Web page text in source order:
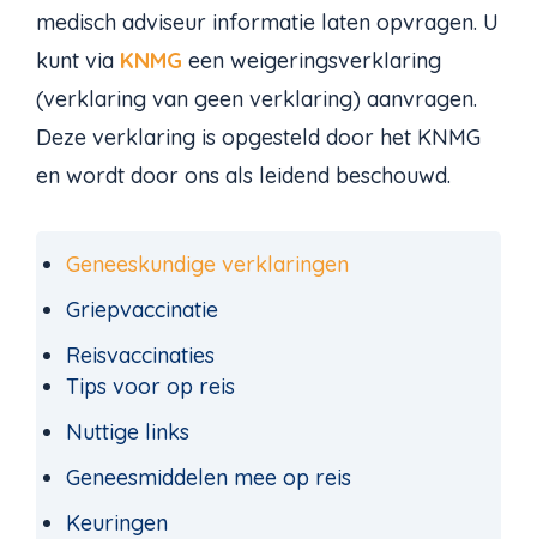
medisch adviseur informatie laten opvragen. U
kunt via KNMG een weigeringsverklaring
(verklaring van geen verklaring) aanvragen.
Deze verklaring is opgesteld door het KNMG
en wordt door ons als leidend beschouwd.
Geneeskundige verklaringen
Griepvaccinatie
Reisvaccinaties
Tips voor op reis
Nuttige links
Geneesmiddelen mee op reis
Keuringen